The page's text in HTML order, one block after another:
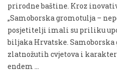
prirodne baštine. Kroz
„Samoborska gromotulja –
posjetitelji imali su priliku
biljaka Hrvatske.
zlatnožutih cvjetova i
endem …